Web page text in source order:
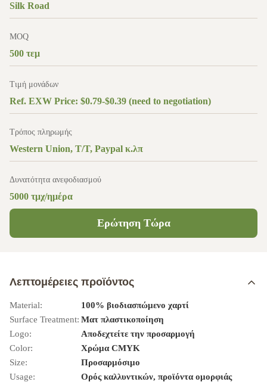
Silk Road
MOQ
500 τεμ
Τιμή μονάδων
Ref. EXW Price: $0.79-$0.39 (need to negotiation)
Τρόπος πληρωμής
Western Union, T/T, Paypal κ.λπ
Δυνατότητα ανεφοδιασμού
5000 τμχ/ημέρα
Ερώτηση Τώρα
Λεπτομέρειες προϊόντος
Material:
100% βιοδιασπώμενο χαρτί
Surface Treatment: Ματ πλαστικοποίηση
Logo:
Αποδεχτείτε την προσαρμογή
Color:
Χρώμα CMYK
Size:
Προσαρμόσιμο
Usage:
Ορός καλλυντικών, προϊόντα ομορφιάς